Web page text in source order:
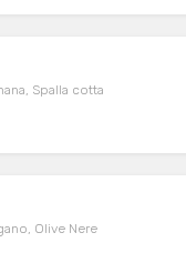
Spalla cotta
Olive Nere